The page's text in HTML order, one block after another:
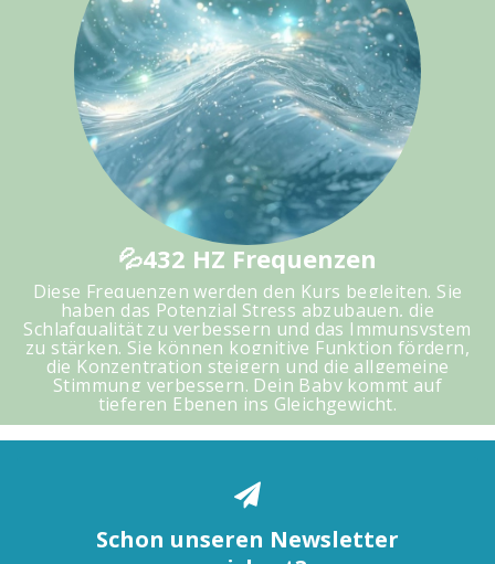
💦432 HZ Frequenzen
Diese Frequenzen werden den Kurs begleiten. Sie
haben das Potenzial Stress abzubauen, die
Schlafqualität zu verbessern und das Immunsystem
zu stärken. Sie können kognitive Funktion fördern,
die Konzentration steigern und die allgemeine
Stimmung verbessern. Dein Baby kommt auf
tieferen Ebenen ins Gleichgewicht.
Schon unseren Newsletter